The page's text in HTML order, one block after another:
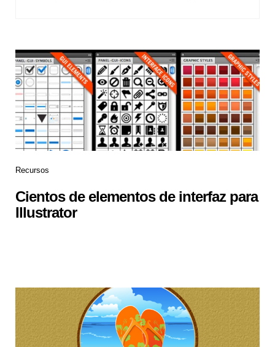
Recursos
Cientos de elementos de interfaz para
Illustrator